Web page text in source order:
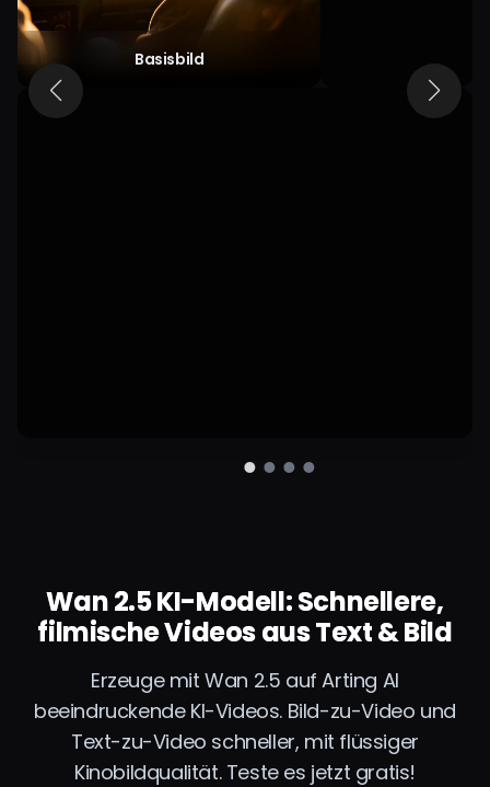
Basisbild
erleuchtet. Sie
sagt fröhlich:
„Okay, ich bin
Wan 2.5 KI-Modell: Schnellere,
filmische Videos aus Text & Bild
Erzeuge mit Wan 2.5 auf Arting AI
beeindruckende KI-Videos. Bild-zu-Video und
Text-zu-Video schneller, mit flüssiger
Kinobildqualität. Teste es jetzt gratis!